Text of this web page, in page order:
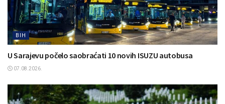
BIH
U Sarajevu počelo saobraćati 10 novih ISUZU autobusa
07.08.2026.